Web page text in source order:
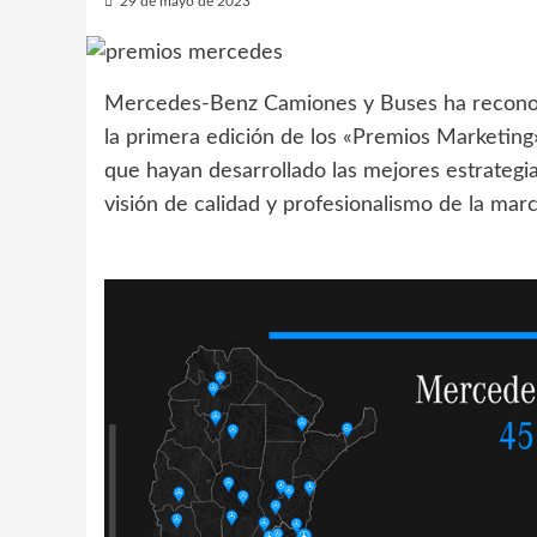
Mercedes-Benz Camiones y Buses ha
la primera edición de los «Premios
que hayan desarrollado las mejores
visión de calidad y profesionalismo de la